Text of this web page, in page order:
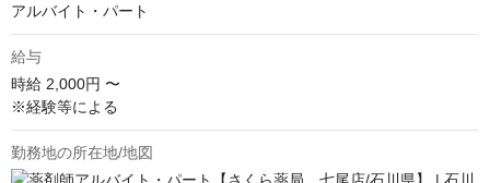
アルバイト・パート
給与
時給 2,000円 〜
※経験等による
勤務地の所在地/地図